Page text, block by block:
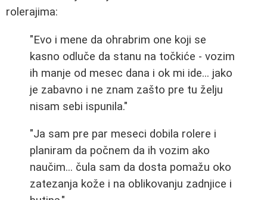
rolerajima:
"Evo i mene da ohrabrim one koji se
kasno odluče da stanu na točkiće - vozim
ih manje od mesec dana i ok mi ide... jako
je zabavno i ne znam zašto pre tu želju
nisam sebi ispunila."
"Ja sam pre par meseci dobila rolere i
planiram da počnem da ih vozim ako
naučim... čula sam da dosta pomažu oko
zatezanja kože i na oblikovanju zadnjice i